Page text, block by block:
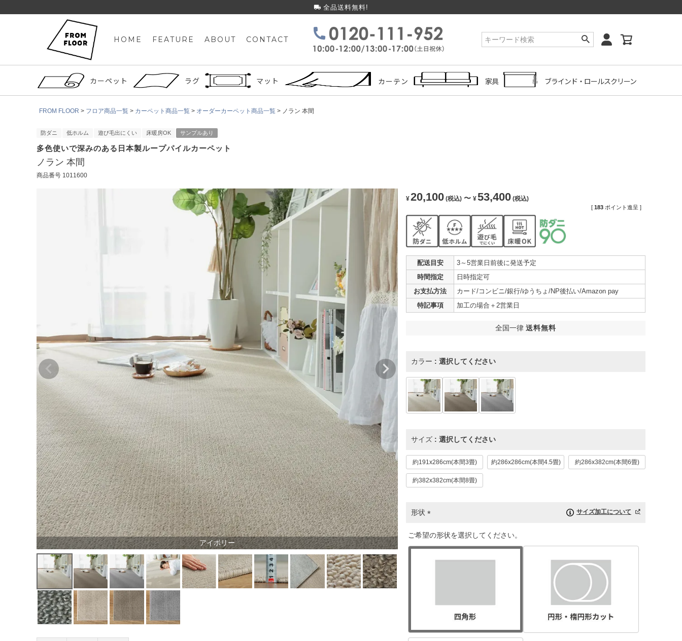
全品送料無料!
HOME FEATURE ABOUT CONTACT 検索
カーペット ラグ マット カーテン 家具 ブラインド・ロールスクリーン
FROM FLOOR フロア商品一覧 カーペット商品一覧 オーダーカーペット商品一覧 ノラン 本間
防ダニ 低ホルム 遊び毛出にくい 床暖房OK サンプルあり
多色使いで深みのある日本製ループパイルカーペット
ノラン 本間
商品番号 1011600
アイボリー
¥20,100 (税込) 〜 ¥53,400 (税込)
[ 183 ポイント進呈 ]
配送目安
3～5営業日前後に発送予定
時間指定
日時指定可
お支払方法
カード/コンビニ/銀行/ゆうちょ/NP後払い/Amazon pay
特記事項
加工の場合＋2営業日
全国一律 送料無料
カラー 選択してください
サイズ 選択してください
約191x286cm(本間3畳) 約286x286cm(本間4.5畳) 約286x382cm(本間6畳)
約382x382cm(本間8畳)
形状
必
須
サイズ加工について
ご希望の形状を選択してください。